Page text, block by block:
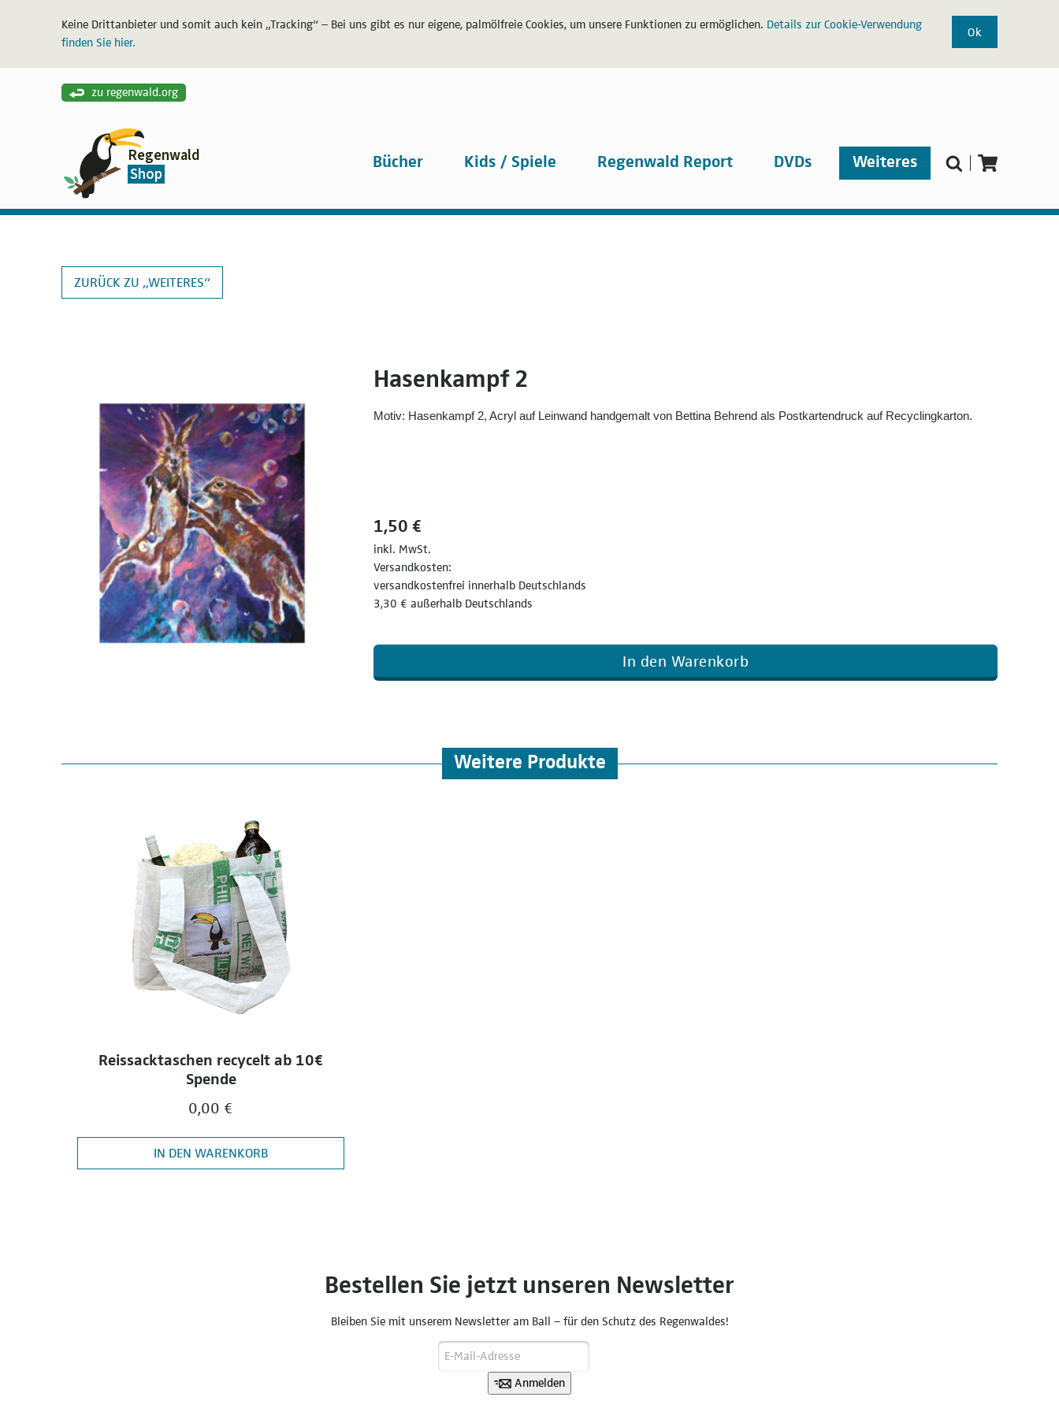
Ok
Keine Drittanbieter und somit auch kein „Tracking“ – Bei uns gibt es nur eigene, palmölfreie Cookies, um unsere Funktionen zu ermöglichen. Details zur Cookie-Verwendung
finden Sie hier.
zu regenwald.org
Regenwald
Shop
Bücher Kids / Spiele Regenwald Report DVDs Weiteres
ZURÜCK ZU „WEITERES“
Hasenkampf 2
Motiv: Hasenkampf 2, Acryl auf Leinwand handgemalt von Bettina Behrend als Postkartendruck auf Recyclingkarton.
1,50 €
inkl. MwSt.
Versandkosten:
versandkostenfrei innerhalb Deutschlands
3,30 € außerhalb Deutschlands
In den Warenkorb
Weitere Produkte
Reissacktaschen recycelt ab 10€
Spende
0,00 €
IN DEN WARENKORB
Bestellen Sie jetzt unseren Newsletter
Bleiben Sie mit unserem Newsletter am Ball – für den Schutz des Regenwaldes!
Anmelden